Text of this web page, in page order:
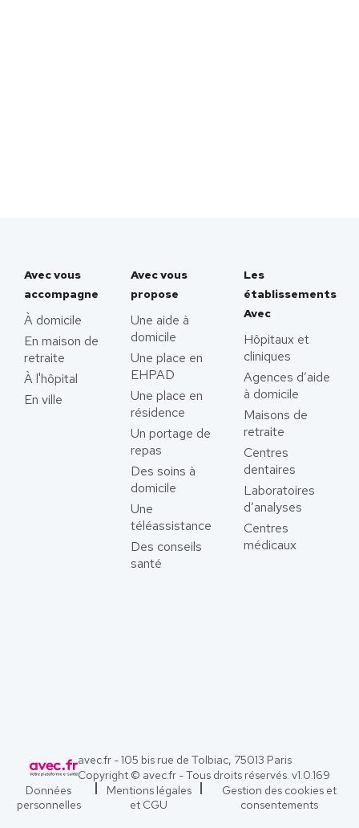
Avec vous
accompagne
À domicile
En maison de
retraite
À l'hôpital
En ville
Avec vous
propose
Une aide à
domicile
Une place en
EHPAD
Une place en
résidence
Un portage de
repas
Des soins à
domicile
Une
téléassistance
Des conseils
santé
Les
établissements
Avec
Hôpitaux et
cliniques
Agences d’aide
à domicile
Maisons de
retraite
Centres
dentaires
Laboratoires
d’analyses
Centres
médicaux
avec.fr - 105 bis rue de Tolbiac, 75013 Paris
Copyright © avec.fr - Tous droits réservés. v1.0.169
Données
personnelles
Mentions légales
et CGU
Gestion des cookies et
consentements